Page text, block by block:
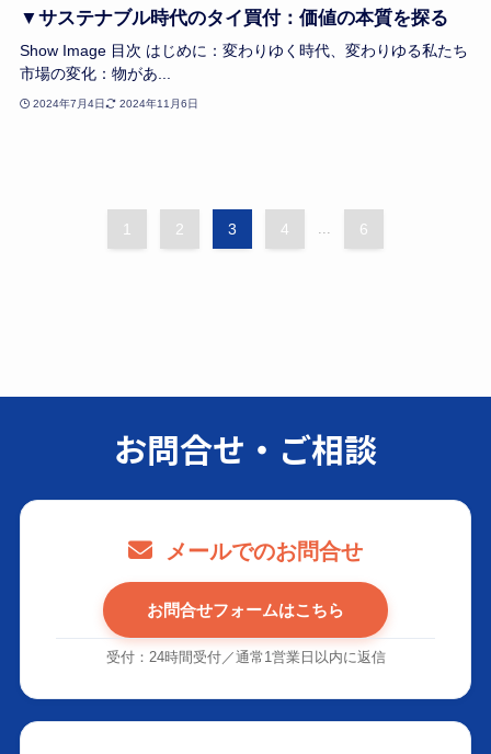
▼サステナブル時代のタイ買付：価値の本質を探る
Show Image 目次 はじめに：変わりゆく時代、変わりゆる私たち
市場の変化：物があ...
2024年7月4日 2024年11月6日
1 2 3 4 6
お問合せ・ご相談
メールでのお問合せ
お問合せフォームはこちら
受付：24時間受付／通常1営業日以内に返信